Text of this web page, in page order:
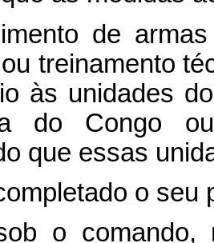
de
treinamento
às unidades
do Congo
que essas
o seu
o comando,